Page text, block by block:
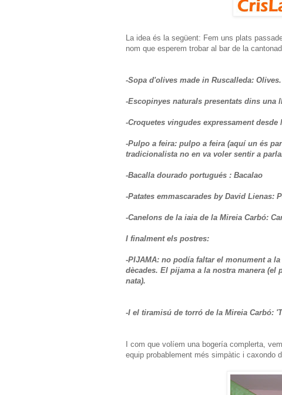
La idea és la següent: Fem uns plats
nom que esperem trobar al bar de la
-Sopa d'olives made in Ruscalleda: Olives.
-Escopinyes naturals presentats dins una
-Croquetes vingudes expressament
-Pulpo a feira: pulpo a feira (aquí un és
tradicionalista no en va voler sentir a
-Bacalla dourado portugués : Bacalao
-Patates emmascarades by David Lienas:
-Canelons de la iaia de la Mireia Carbó:
I finalment els postres:
-PIJAMA: no podía faltar el monument a
dècades. El pijama a la nostra manera
nata).
-I el tiramisú de torró de la Mireia Carbó:
I com que volíem una bogería complerta,
equip probablement més simpàtic i caxondo